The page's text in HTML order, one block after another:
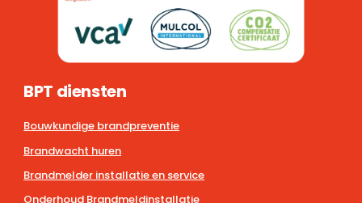
BPT diensten
Bouwkundige brandpreventie
Brandwacht huren
Brandmelder installatie en service
Onderhoud Brandmeldinstallatie